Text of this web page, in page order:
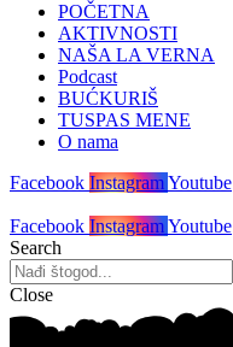
POČETNA
AKTIVNOSTI
NAŠA LA VERNA
Podcast
BUĆKURIŠ
TUSPAS MENE
O nama
Facebook InstagramYoutube
Facebook InstagramYoutube
Search
Close